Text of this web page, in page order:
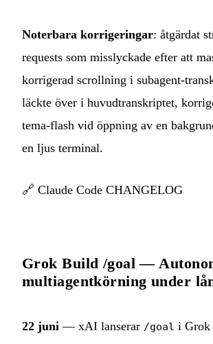
Noterbara korrigeringar: åtgärdat
requests som misslyckade efter att
korrigerad scrollning i subagent-
läckte över i huvudtranskriptet,
tema-flash vid öppning av en
en ljus terminal.
🔗 Claude Code CHANGELOG
Grok Build /goal —
multiagentkörning under
22 juni — xAI lanserar /goal i Grok